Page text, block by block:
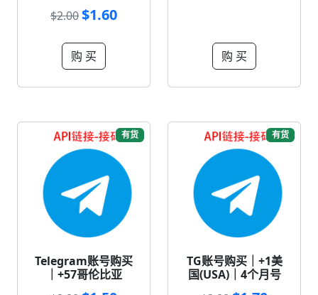
$2.00$1.60
购 买 购 买
有货
Telegram账号购买
｜+57哥伦比亚
有货
TG账号购买｜+1美
国(USA)｜4个月号